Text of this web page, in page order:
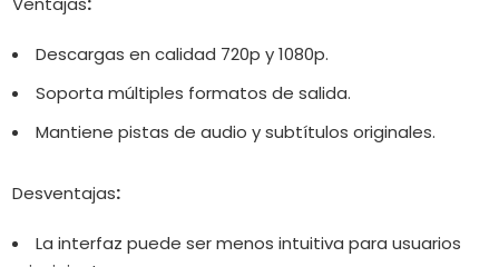
Descargas en calidad 720p y 1080p.
Soporta múltiples formatos de salida.
Mantiene pistas de audio y subtítulos originales.
Desventajas:
La interfaz puede ser menos intuitiva para usuarios